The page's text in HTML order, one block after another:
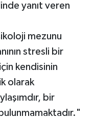
yanıt veren
mezunu
stresli bir
kendisinin
olarak
bir